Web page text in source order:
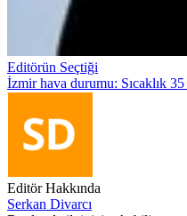
Editörün Seçtiği
İzmir hava durumu: Sıcaklık 35
Editör Hakkında
Serkan Divarcı